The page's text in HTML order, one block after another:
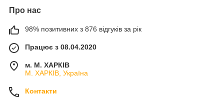
Про нас
98% позитивних з 876 відгуків за рік
Працює з 08.04.2020
м. М. ХАРКІВ
М. ХАРКІВ, Україна
Контакти